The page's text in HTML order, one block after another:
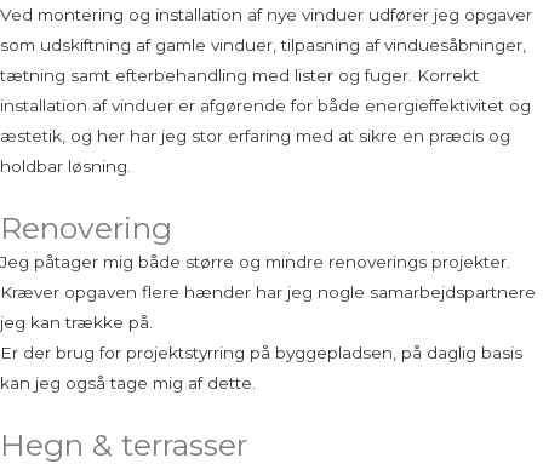
Ved montering og installation af nye vinduer udfører jeg opgaver
som udskiftning af gamle vinduer, tilpasning af vinduesåbninger,
tætning samt efterbehandling med lister og fuger. Korrekt
installation af vinduer er afgørende for både energieffektivitet og
æstetik, og her har jeg stor erfaring med at sikre en præcis og
holdbar løsning.
Renovering
Jeg påtager mig både større og mindre renoverings projekter.
Kræver opgaven flere hænder har jeg nogle samarbejdspartnere
jeg kan trække på.
Er der brug for projektstyrring på byggepladsen, på daglig basis
kan jeg også tage mig af dette.
Hegn & terrasser